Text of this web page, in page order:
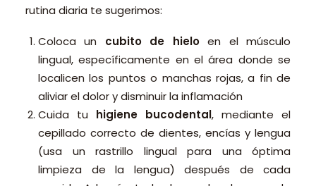
rutina diaria te sugerimos:
Coloca un cubito de hieloen el músculo
lingual, específicamente en el área donde se
localicen los puntos o manchas rojas, a fin de
aliviar el dolor y disminuir la inflamación
Cuida tu higiene bucodental, mediante el
cepillado correcto de dientes, encías y lengua
(usa un rastrillo lingual para una óptima
limpieza de la lengua) después de cada